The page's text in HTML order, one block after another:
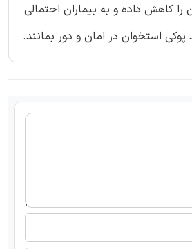
را کاهش داده و به بیماران احتمالی
استخوان در امان و دور بمانند.